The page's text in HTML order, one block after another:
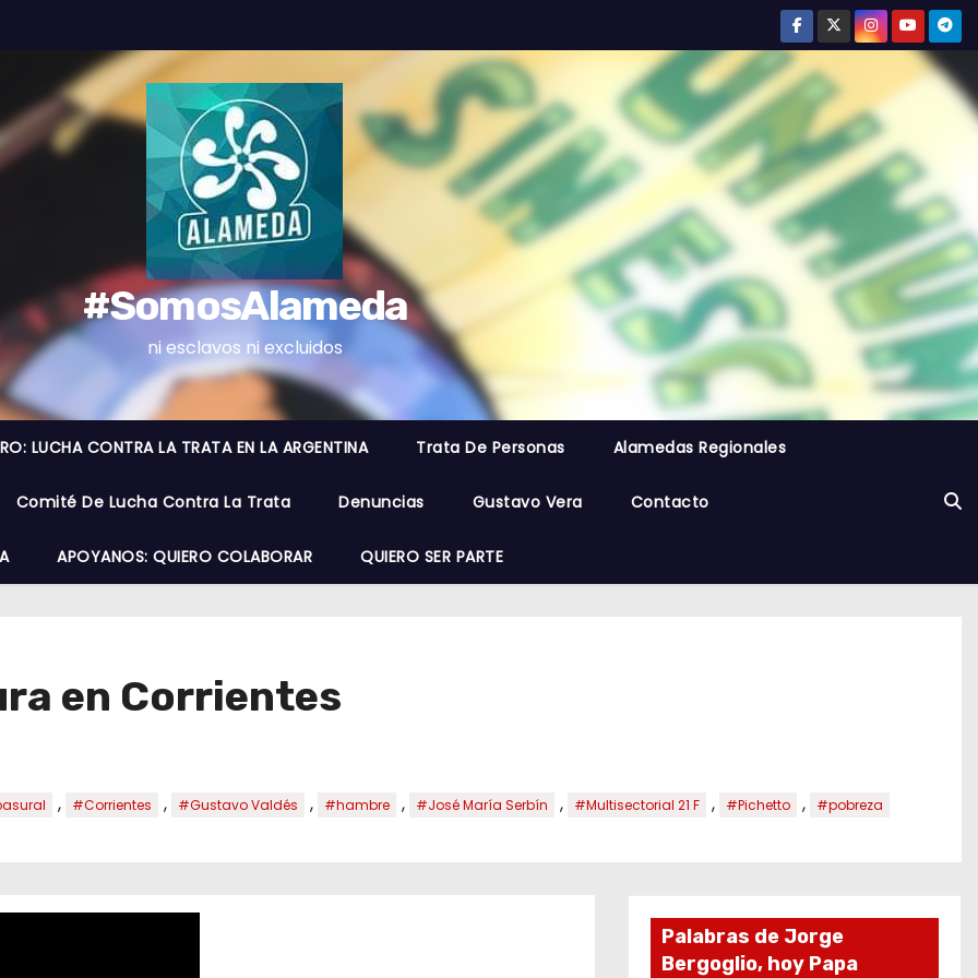
#SomosAlameda
ni esclavos ni excluidos
LUCHA CONTRA LA TRATA EN LA ARGENTINA Trata De Personas Alamedas Regionales
Comité De Lucha Contra La Trata Denuncias Gustavo Vera Contacto
APOYANOS: QUIERO COLABORAR QUIERO SER PARTE
en Corrientes
, #Corrientes , #Gustavo Valdés , #hambre , #José María Serbín , #Multisectorial 21 F , #Pichetto , #pobreza
Palabras de Jorge
Bergoglio, hoy Papa